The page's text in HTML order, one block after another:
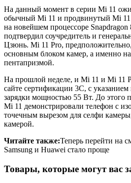
На данный момент в серии Mi 11
обычный Mi 11 и продвинутый Mi 11
на новейшем процессоре Snapdragon
подтвердил соучредитель и
Цзюнь. Mi 11 Pro, предположительно,
основным блоком камер, а именно
пентапризмой.
На прошлой неделе, и Mi 11 и Mi 11
сайте сертификации 3C, с
зарядки мощностью 55 Вт. До этого
Mi 11 демонстрировали телефон с
точечным вырезом для селфи
камерой.
Читайте также:Теперь перейти на
Samsung и Huawei стало проще
Товары, которые могут вас